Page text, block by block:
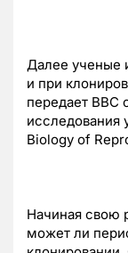
Далее ученые
и при
передает BBC
исследования
Biology of
Начиная свою
может ли